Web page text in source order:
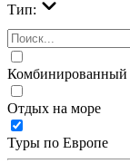
Тип:
Комбинированный
Отдых на море
Туры по Европе